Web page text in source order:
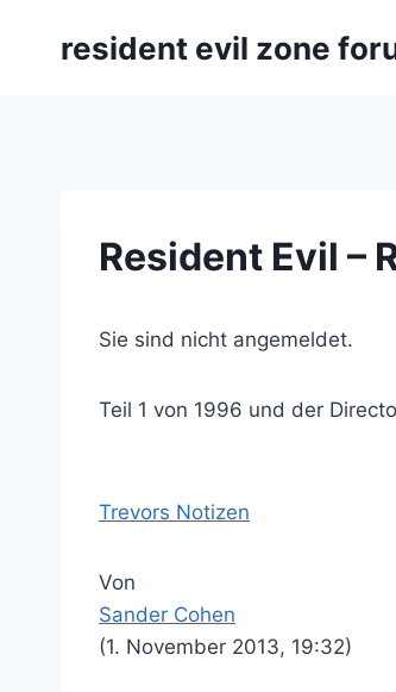
resident evil zone
Resident Evil –
Sie sind nicht angemeldet.
Teil 1 von 1996 und der
Trevors Notizen
Von
Sander Cohen
(1. November 2013, 19:32)